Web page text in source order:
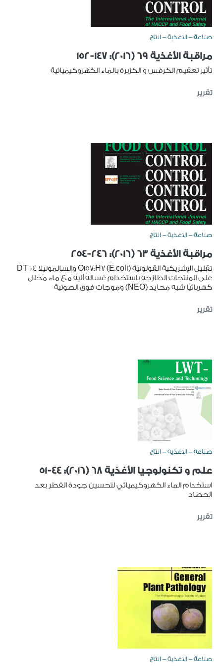
صناعة - الاغذية - انتاج
مراقبة الأغذية 69 (2016): 147-152
تأثير تعقيم الكرفس و الكزبرة بالماء الكهروكيميائية
تقرير
صناعة - الاغذية - انتاج
مراقبة الأغذية 63 (2016): 246-254
تقليل الإشريكية القولونية (E.coli) O157:H7 والسالمونيلا DT 104
على المنتجات الطازجة باستخدام غسالة آلية مع ماء مُحلل
كهربائيًا شبه محايد (NEO) وموجات فوق الصوتية
تقرير
صناعة - الاغذية - انتاج
علم و تكنولوجيا الأغذية 68 (2016): 44-51
استخدام الماء الكهروكيميائي لتحسين جودة الفطر بعد
الحصاد
تقرير
صناعة - الاغذية - انتاج